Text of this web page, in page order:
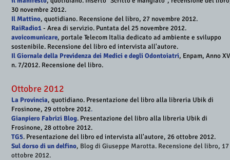
30 novembre 2012.
Il Mattino, quotidiano. Recensione del libro​, 27 novembre 2012.
RaiRadio1- Area di servizio. Puntata del 25 novembre 2012 .
avoi comunicare, portale Telecom Italia dedicato ad ambiente e sviluppo
sostenibile. Recensione del libro ed intervista all'autore.
Il Giornale della Previdenza dei Medici e degli Odontoiatri, Enpam, Anno
n. 7/2012. Recensione del libro.
Ottobre 2012
La Provincia, quotidiano. Presentazione del libro alla libreria Ubik di
Frosinone, 29 ottobre 2012.
Gianpiero Fabrizi Blog. Presentazione del libro alla libreria Ubik di
Frosinone, 28 ottobre 2012.
TG5. Presentazione del libro ed intervista all'autore, 26 ottobre 2012.
Sul dorso di un delfino, Blog di Giuseppe Marotta. Recensione del libro, 17
ottobre 2012.